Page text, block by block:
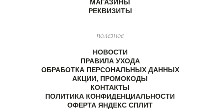
МАГАЗИНЫ
РЕКВИЗИТЫ
полезное
НОВОСТИ
ПРАВИЛА УХОДА
ОБРАБОТКА ПЕРСОНАЛЬНЫХ ДАННЫХ
АКЦИИ, ПРОМОКОДЫ
КОНТАКТЫ
ПОЛИТИКА КОНФИДЕНЦИАЛЬНОСТИ
ОФЕРТА ЯНДЕКС СПЛИТ